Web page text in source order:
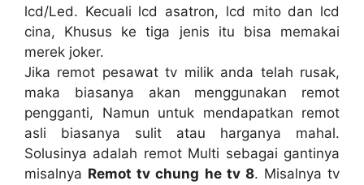
lcd/Led. Kecuali lcd asatron, lcd mito dan lcd
cina, Khusus ke tiga jenis itu bisa memakai
merek joker.
Jika remot pesawat tv milik anda telah rusak,
maka biasanya akan menggunakan remot
pengganti, Namun untuk mendapatkan remot
asli biasanya sulit atau harganya mahal.
Solusinya adalah remot Multi sebagai gantinya
misalnya Remot tv chung he tv 8. Misalnya tv